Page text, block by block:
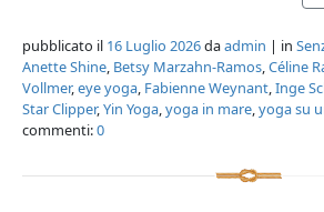
pubblicato il 16 Luglio 2026daadmin | in
Anette Shine, Betsy Marzahn-Ramos,Céline
Vollmer,eye yoga, Fabienne Weynant,Inge
Star Clipper,Yin Yoga,yoga in mare,yoga su
commenti:0